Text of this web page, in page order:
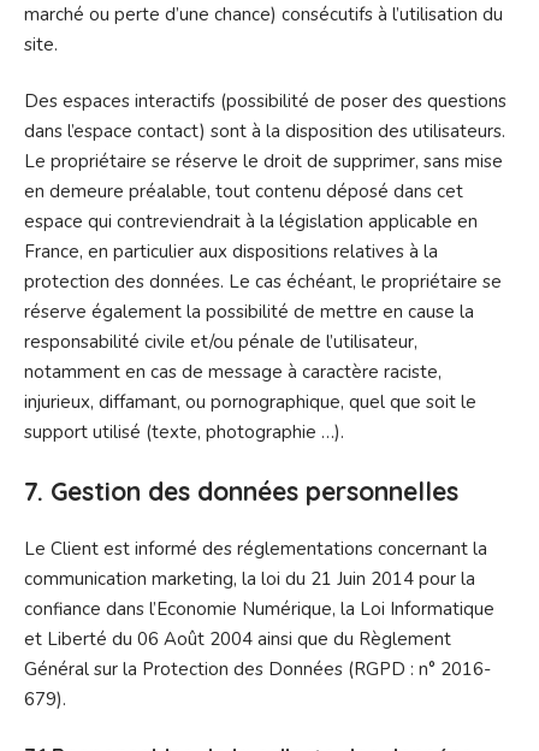
marché ou perte d’une chance) consécutifs à l’utilisation du
site.
Des espaces interactifs (possibilité de poser des questions
dans l’espace contact) sont à la disposition des utilisateurs.
Le propriétaire se réserve le droit de supprimer, sans mise
en demeure préalable, tout contenu déposé dans cet
espace qui contreviendrait à la législation applicable en
France, en particulier aux dispositions relatives à la
protection des données. Le cas échéant, le propriétaire se
réserve également la possibilité de mettre en cause la
responsabilité civile et/ou pénale de l’utilisateur,
notamment en cas de message à caractère raciste,
injurieux, diffamant, ou pornographique, quel que soit le
support utilisé (texte, photographie …).
7. Gestion des données personnelles
Le Client est informé des réglementations concernant la
communication marketing, la loi du 21 Juin 2014 pour la
confiance dans l’Economie Numérique, la Loi Informatique
et Liberté du 06 Août 2004 ainsi que du Règlement
Général sur la Protection des Données (RGPD : n° 2016-
679).